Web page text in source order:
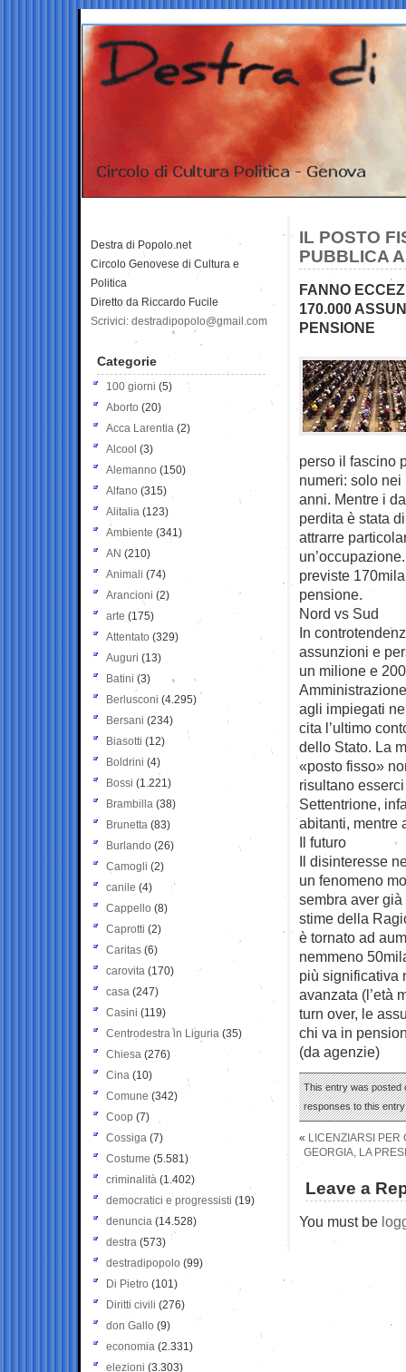
IL POSTO
PUBBLICA
FANNO
170.000
PENSIONE
perso il fascino
numeri: solo
anni. Mentre i
perdita è stata
attrarre
previste
pensione.
Nord vs Sud
In
assunzioni e
un milione e
agli impiegati
cita l’ultimo
dello Stato. La
«posto fisso»
risultano
Settentrione,
abitanti, mentre
Il futuro
Il disinteresse
un fenomeno
sembra aver
stime della
è tornato ad
nemmeno
più significativa
avanzata (l’età
turn over, le
chi va in
(da agenzie)
This entry was posted
responses to this
« LICENZIARSI PER
GEORGIA, LA
Leave a
You must be
Destra di Popolo.net
Circolo Genovese di Cultura e
Politica
Diretto da Riccardo Fucile
Scrivici: destradipopolo@gmail.com
Categorie
100 giorni (5)
Aborto (20)
Acca Larentia (2)
Alcool (3)
Alemanno (150)
Alfano (315)
Alitalia (123)
Ambiente (341)
AN (210)
Animali (74)
Arancioni (2)
arte (175)
Attentato (329)
Auguri (13)
Batini (3)
Berlusconi (4.295)
Bersani (234)
Biasotti (12)
Boldrini (4)
Bossi (1.221)
Brambilla (38)
Brunetta (83)
Burlando (26)
Camogli (2)
canile (4)
Cappello (8)
Caprotti (2)
Caritas (6)
carovita (170)
casa (247)
Casini (119)
Centrodestra in Liguria (35)
Chiesa (276)
Cina (10)
Comune (342)
Coop (7)
Cossiga (7)
Costume (5.581)
criminalità (1.402)
democratici e progressisti (19)
denuncia (14.528)
destra (573)
destradipopolo (99)
Di Pietro (101)
Diritti civili (276)
don Gallo (9)
economia (2.331)
elezioni (3.303)